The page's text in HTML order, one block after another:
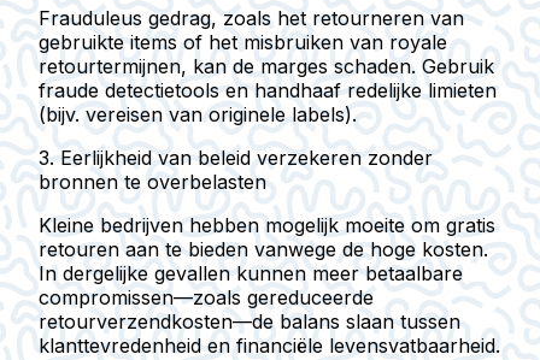
Frauduleus gedrag, zoals het retourneren van
gebruikte items of het misbruiken van royale
retourtermijnen, kan de marges schaden. Gebruik
fraude detectietools en handhaaf redelijke limieten
(bijv. vereisen van originele labels).
3. Eerlijkheid van beleid verzekeren zonder
bronnen te overbelasten
Kleine bedrijven hebben mogelijk moeite om gratis
retouren aan te bieden vanwege de hoge kosten.
In dergelijke gevallen kunnen meer betaalbare
compromissen—zoals gereduceerde
retourverzendkosten—de balans slaan tussen
klanttevredenheid en financiële levensvatbaarheid.